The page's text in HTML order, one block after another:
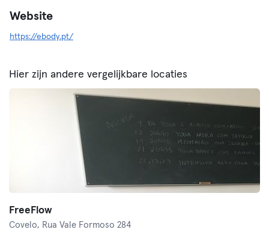
Website
https://ebody.pt/
Hier zijn andere vergelijkbare locaties
FreeFlow
Covelo, Rua Vale Formoso 284